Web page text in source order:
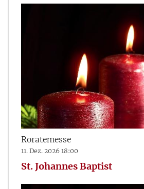
Roratemesse
11. Dez. 2026 18:00
St. Johannes Baptist